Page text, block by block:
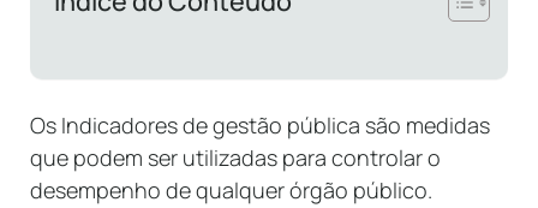
Os Indicadores de gestão pública são medidas
que podem ser utilizadas para controlar o
desempenho de qualquer órgão público.